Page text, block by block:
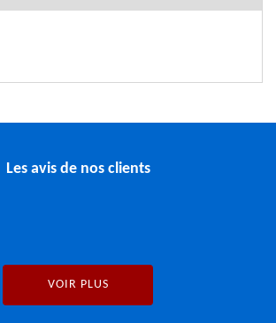
Les avis de nos clients
VOIR PLUS